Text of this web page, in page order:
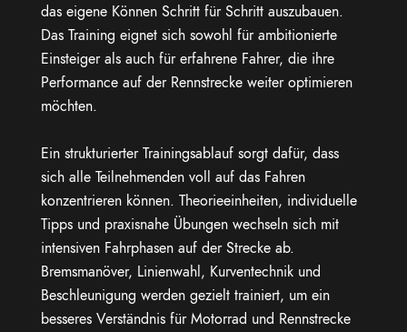
das eigene Können Schritt für Schritt auszubauen.
Das Training eignet sich sowohl für ambitionierte
Einsteiger als auch für erfahrene Fahrer, die ihre
Performance auf der Rennstrecke weiter optimieren
möchten.
Ein strukturierter Trainingsablauf sorgt dafür, dass
sich alle Teilnehmenden voll auf das Fahren
konzentrieren können. Theorieeinheiten, individuelle
Tipps und praxisnahe Übungen wechseln sich mit
intensiven Fahrphasen auf der Strecke ab.
Bremsmanöver, Linienwahl, Kurventechnik und
Beschleunigung werden gezielt trainiert, um ein
besseres Verständnis für Motorrad und Rennstrecke